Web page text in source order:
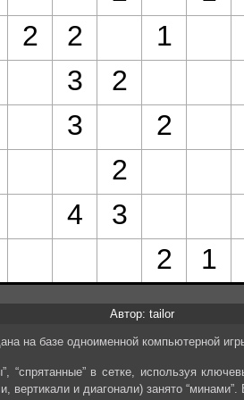
Автор: tailor
на базе одноименной компьютерной
“спрятанные” в сетке, используя
вертикали и диагонали) занято